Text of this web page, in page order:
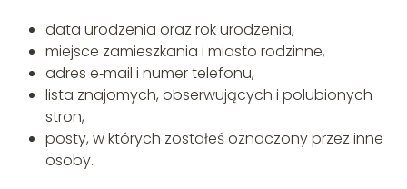
data urodzenia oraz rok urodzenia,
miejsce zamieszkania i miasto rodzinne,
adres e‑mail i numer telefonu,
lista znajomych, obserwujących i polubionych
stron,
posty, w których zostałeś oznaczony przez inne
osoby.